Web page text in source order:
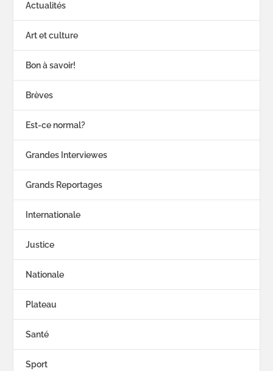
Actualités
Art et culture
Bon à savoir!
Brèves
Est-ce normal?
Grandes Interviewes
Grands Reportages
Internationale
Justice
Nationale
Plateau
Santé
Sport